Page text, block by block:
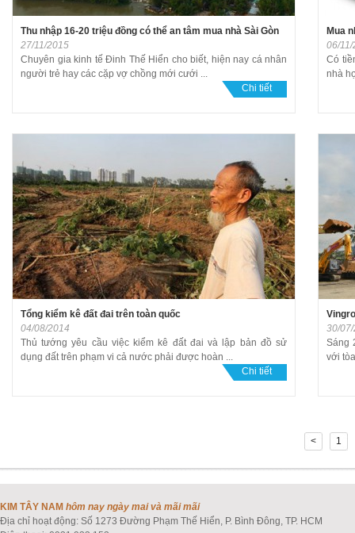
Thu nhập 16-20 triệu đồng có thể an tâm mua nhà Sài Gòn
27/11/2015
Chuyên gia kinh tế Đinh Thế Hiển cho biết, hiện nay cá nhân
người trẻ hay các cặp vợ chồng mới cưới ...
Chi tiết
Mua
06/
Có
nhà
Tổng kiểm kê đất đai trên toàn quốc
04/08/2014
Thủ tướng yêu cầu việc kiểm kê đất đai và lập bản đồ sử
dụng đất trên phạm vi cả nước phải được hoàn ...
Chi tiết
30/
Sáng
với
< 1
KIM TÂY NAM hôm nay ngày mai và mãi mãi
Địa chỉ hoạt động: Số 1273 Đường Phạm Thế Hiển, P. Bình Đông, TP. HCM